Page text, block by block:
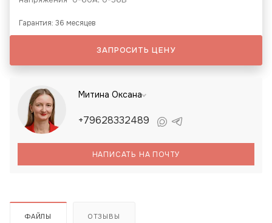
Гарантия: 36 месяцев
ЗАПРОСИТЬ ЦЕНУ
Митина Оксана
+79628332489
НАПИСАТЬ НА ПОЧТУ
ФАЙЛЫ ОТЗЫВЫ